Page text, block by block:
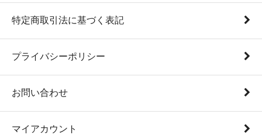
特定商取引法に基づく表記
プライバシーポリシー
お問い合わせ
マイアカウント